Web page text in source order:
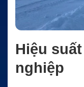
Hiệu
nghiệp